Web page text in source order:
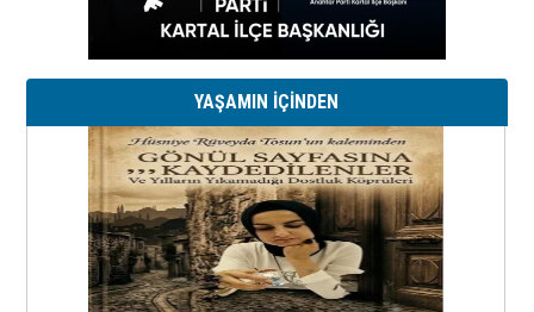
YAŞAMIN İÇİNDEN